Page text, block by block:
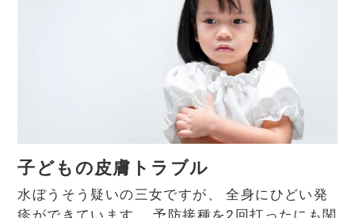
子どもの皮膚トラブル
水ぼうそう疑いの三女ですが、 全身にひどい発
疹ができています。 予防接種を2回打ったにも関